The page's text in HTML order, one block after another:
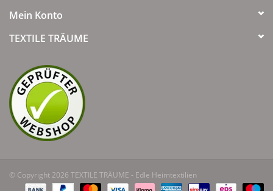
Mein Konto
TEXTILE TRÄUME
© Copyright 2026 TEXTILE TRÄUME - Edle Heimtextilien